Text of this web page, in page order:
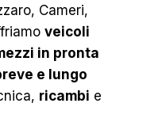
Cameri,
veicoli
in pronta
e lungo
ricambi e